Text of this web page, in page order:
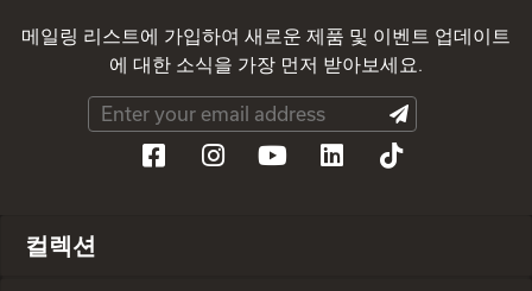
메일링 리스트에 가입하여 새로운 제품 및 이벤트 업데이트
에 대한 소식을 가장 먼저 받아보세요.
컬렉션